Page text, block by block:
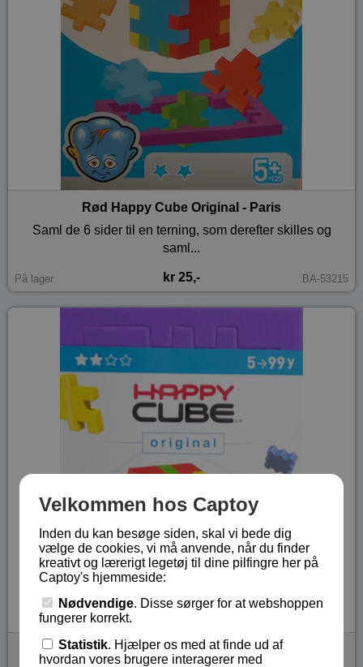
Rød Happy Cube Original - Paris
Saml de 6 sider til en terning, som derefter skilles og
saml...
På lager kr 25,- BA-53215
Lilla Happy Cube Original - Brussels
Velkommen hos Captoy
Inden du kan besøge siden, skal vi bede dig
vælge de cookies, vi må anvende, når du finder
kreativt og lærerigt legetøj til dine pilfingre her på
Captoy's hjemmeside:
Nødvendige. Disse sørger for at webshoppen
fungerer korrekt.
Statistik. Hjælper os med at finde ud af
hvordan vores brugere interagerer med